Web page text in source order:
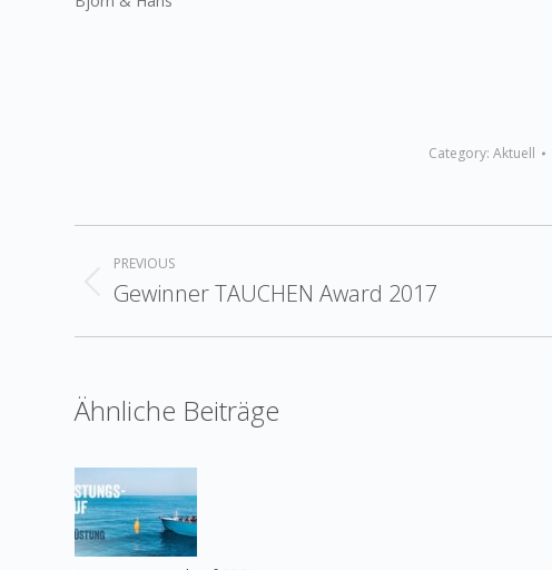
Category:Aktuell
Post
navigation
PREVIOUS
Previous
Gewinner TAUCHEN Award 2017
Ähnliche Beiträge